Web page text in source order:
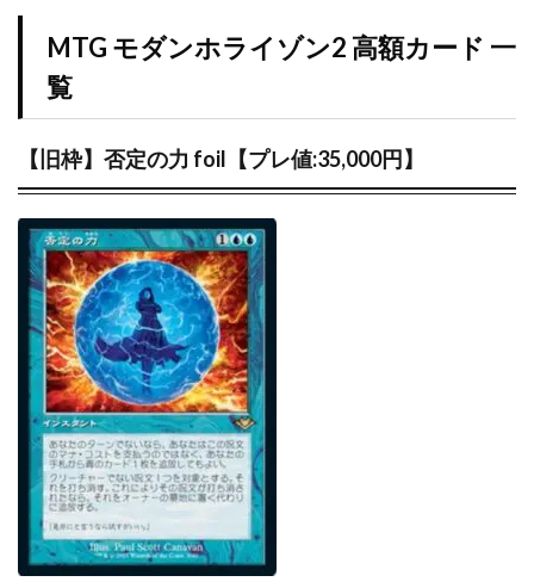
MTG モダンホライゾン2 高額カード 一
覧
【旧枠】否定の力 foil【プレ値:35,000円】
プレミアムトレーナーボックス VSTAR
プレミアムパック2022
プレミアムフレーム切手セット
プレ値
プレ値ランキング
プロモカード
ベアブリック
ホログラム座標
ボーナスシート
ポケカ
ポケマス
ポケモン
ポケモンカード
ポケモンカード151
ポケモンカードゲーム Classic
ポケモンセンター25周年
ポケモンデー記念
ポケモンフィッシング
ポケモンマスターズ EX
ポケモンワールドチャンピオンシップス 2023横浜
ポケモン切手BOX
マジックザギャザリング
ミステリーボックス
ミュウ